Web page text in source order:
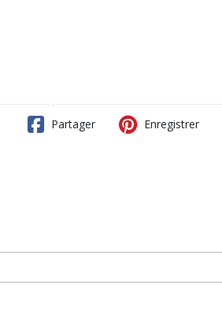
Partager Enregistrer